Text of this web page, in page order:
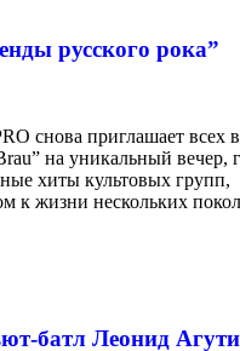
русского рока”
снова приглашает всех в
на уникальный вечер,
хиты культовых групп,
к жизни нескольких
батл Леонид